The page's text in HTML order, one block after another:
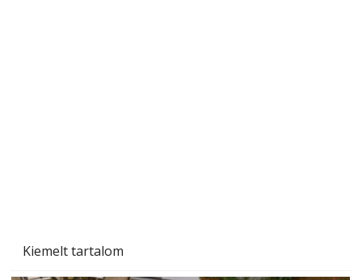
Kiemelt tartalom